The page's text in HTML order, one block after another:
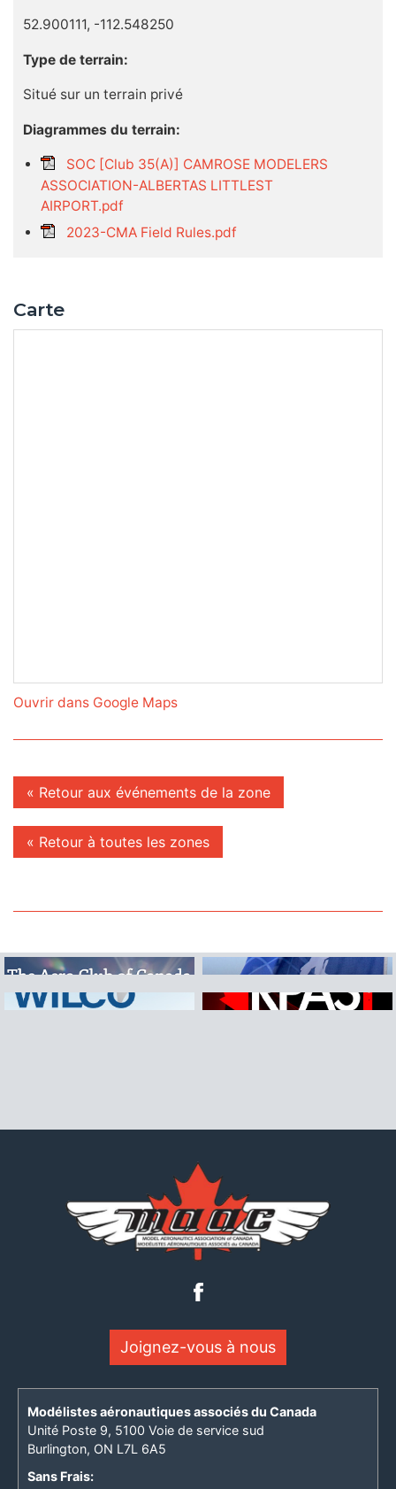
52.900111, -112.548250
Type de terrain:
Situé sur un terrain privé
Diagrammes du terrain:
SOC [Club 35(A)] CAMROSE MODELERS
ASSOCIATION-ALBERTAS LITTLEST
AIRPORT.pdf
2023-CMA Field Rules.pdf
Carte
Ouvrir dans Google Maps
« Retour aux événements de la zone
« Retour à toutes les zones
Joignez-vous à nous
Modélistes aéronautiques associés du Canada
Unité Poste 9, 5100 Voie de service sud
Burlington, ON L7L 6A5
Sans Frais: